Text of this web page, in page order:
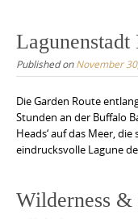
Lagunenstadt
Published onNovember
Die Garden Route
Stunden an der Buffalo
Heads‘ auf das Meer,
eindrucksvolle Lagune
Wilderness &